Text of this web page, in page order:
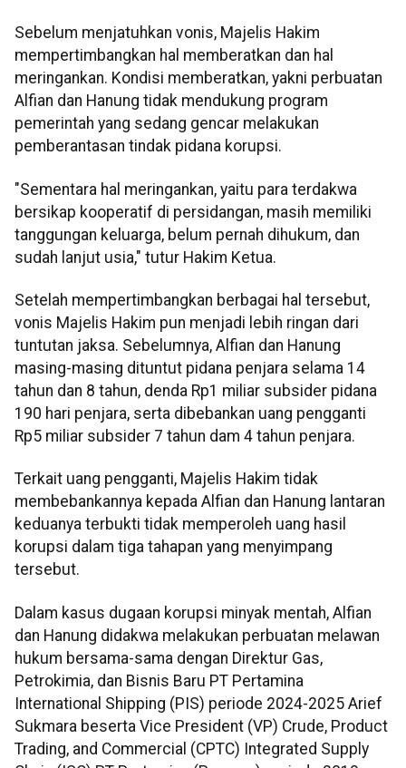
Sebelum menjatuhkan vonis, Majelis Hakim
mempertimbangkan hal memberatkan dan hal
meringankan. Kondisi memberatkan, yakni perbuatan
Alfian dan Hanung tidak mendukung program
pemerintah yang sedang gencar melakukan
pemberantasan tindak pidana korupsi.
"Sementara hal meringankan, yaitu para terdakwa
bersikap kooperatif di persidangan, masih memiliki
tanggungan keluarga, belum pernah dihukum, dan
sudah lanjut usia," tutur Hakim Ketua.
Setelah mempertimbangkan berbagai hal tersebut,
vonis Majelis Hakim pun menjadi lebih ringan dari
tuntutan jaksa. Sebelumnya, Alfian dan Hanung
masing-masing dituntut pidana penjara selama 14
tahun dan 8 tahun, denda Rp1 miliar subsider pidana
190 hari penjara, serta dibebankan uang pengganti
Rp5 miliar subsider 7 tahun dam 4 tahun penjara.
Terkait uang pengganti, Majelis Hakim tidak
membebankannya kepada Alfian dan Hanung lantaran
keduanya terbukti tidak memperoleh uang hasil
korupsi dalam tiga tahapan yang menyimpang
tersebut.
Dalam kasus dugaan korupsi minyak mentah, Alfian
dan Hanung didakwa melakukan perbuatan melawan
hukum bersama-sama dengan Direktur Gas,
Petrokimia, dan Bisnis Baru PT Pertamina
International Shipping (PIS) periode 2024-2025 Arief
Sukmara beserta Vice President (VP) Crude, Product
Trading, and Commercial (CPTC) Integrated Supply